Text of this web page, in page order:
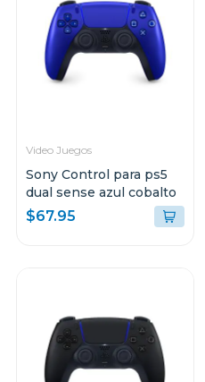
Video Juegos
Sony Control para ps5
dual sense azul cobalto
$67.95